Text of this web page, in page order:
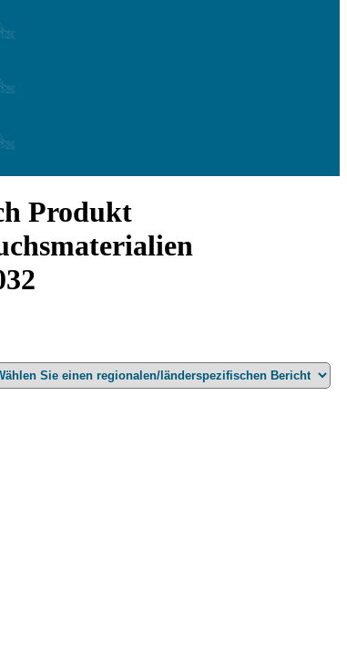
Produkt